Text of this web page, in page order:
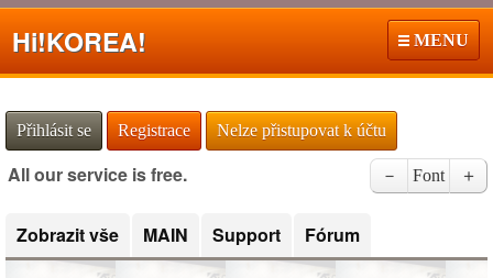
Hi!KOREA! MENU
Přihlásit se Registrace Nelze přistupovat k účtu
All our service is free. － Font ＋
Zobrazit vše MAIN Support Fórum